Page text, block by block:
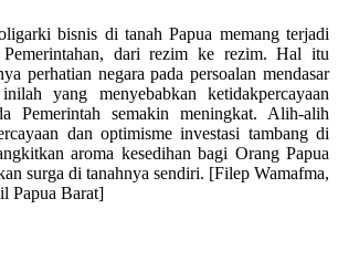
bisnis di tanah Papua memang terjadi
Pemerintahan, dari rezim ke rezim. Hal itu
perhatian negara pada persoalan mendasar
yang menyebabkan ketidakpercayaan
Pemerintah semakin meningkat. Alih-alih
dan optimisme investasi tambang di
aroma kesedihan bagi Orang Papua
surga di tanahnya sendiri. [Filep Wamafma,
Papua Barat]